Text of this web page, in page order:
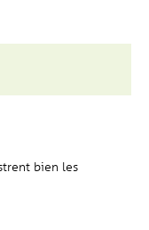
bien les